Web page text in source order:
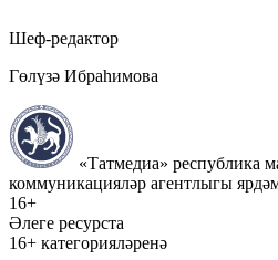
Шеф-редактор
Гөлүзә Ибраһимова
«Татмедиа» республика
коммуникацияләр агентлыгы
16+
Әлеге ресурста
16+ категорияләренә